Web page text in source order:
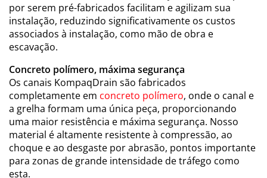
por serem pré-fabricados facilitam e agilizam sua
instalação, reduzindo significativamente os custos
associados à instalação, como mão de obra e
escavação.
Concreto polímero, máxima segurança
Os canais KompaqDrain são fabricados
completamente em concreto polímero, onde o canal e
a grelha formam uma única peça, proporcionando
uma maior resistência e máxima segurança. Nosso
material é altamente resistente à compressão, ao
choque e ao desgaste por abrasão, pontos importante
para zonas de grande intensidade de tráfego como
esta.